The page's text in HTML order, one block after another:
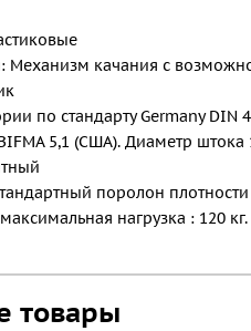
Механизм качания с
по стандарту Germany DIN
5,1 (США). Диаметр
поролон
нагрузка : 120 кг.
товары